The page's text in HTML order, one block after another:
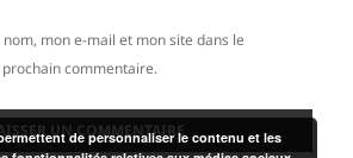
mon e-mail et mon site dans le
commentaire.
de personnaliser le contenu et les